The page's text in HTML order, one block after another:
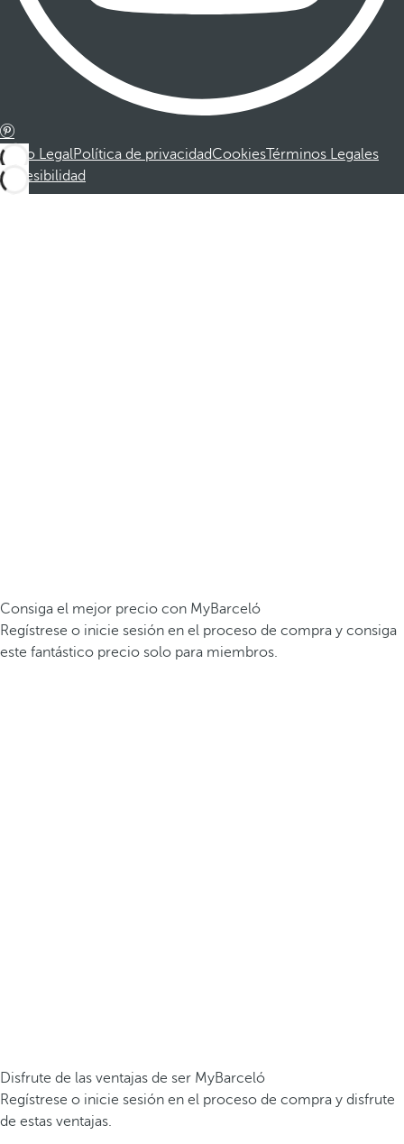
Aviso LegalPolítica de privacidadCookies Términos Legales
Accesibilidad
Consiga el mejor precio con MyBarceló
Regístrese o inicie sesión en el proceso de compra y consiga
este fantástico precio solo para miembros.
Disfrute de las ventajas de ser MyBarceló
Regístrese o inicie sesión en el proceso de compra y disfrute
de estas ventajas.